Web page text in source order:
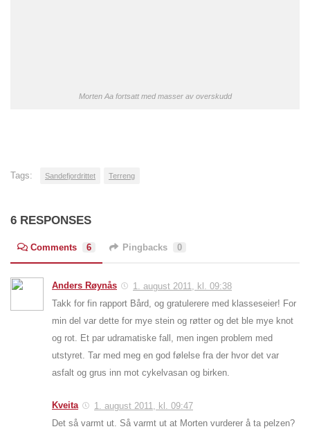
Morten Aa fortsatt med masser av overskudd
Tags: Sandefjordrittet Terreng
6 RESPONSES
Comments 6 Pingbacks 0
Anders Røynås
1. august 2011, kl. 09:38
Takk for fin rapport Bård, og gratulerere med klasseseier! For
min del var dette for mye stein og røtter og det ble mye knot
og rot. Et par udramatiske fall, men ingen problem med
utstyret. Tar med meg en god følelse fra der hvor det var
asfalt og grus inn mot cykelvasan og birken.
Kveita
1. august 2011, kl. 09:47
Det så varmt ut. Så varmt ut at Morten vurderer å ta pelzen?